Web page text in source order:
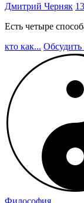
Дмитрий Черняк
Есть четыре
кто как... Обсудить
Философия